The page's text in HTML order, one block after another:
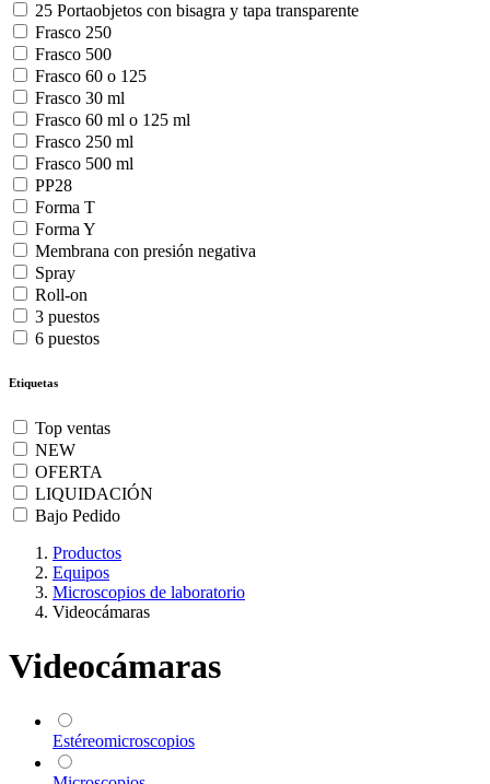
25 Portaobjetos con bisagra y tapa transparente
Frasco 250
Frasco 500
Frasco 60 o 125
Frasco 30 ml
Frasco 60 ml o 125 ml
Frasco 250 ml
Frasco 500 ml
PP28
Forma T
Forma Y
Membrana con presión negativa
Spray
Roll-on
3 puestos
6 puestos
Etiquetas
Top ventas
NEW
OFERTA
LIQUIDACIÓN
Bajo Pedido
Productos
Equipos
Microscopios de laboratorio
Videocámaras
Videocámaras
Estéreomicroscopios